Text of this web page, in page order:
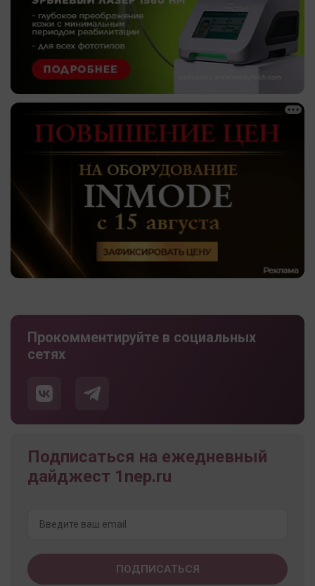
Прокомментируйте в социальных
сетях
Подписаться на ежедневный
дайджест 1nep.ru